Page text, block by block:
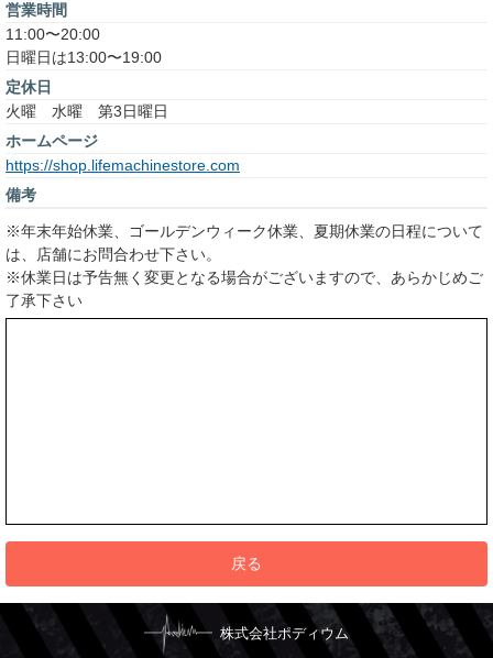
営業時間
11:00〜20:00
日曜日は13:00〜19:00
定休日
火曜 水曜 第3日曜日
ホームページ
https://shop.lifemachinestore.com
備考
※年末年始休業、ゴールデンウィーク休業、夏期休業の日程について
は、店舗にお問合わせ下さい。
※休業日は予告無く変更となる場合がございますので、あらかじめご
了承下さい
戻る
株式会社ポディウム